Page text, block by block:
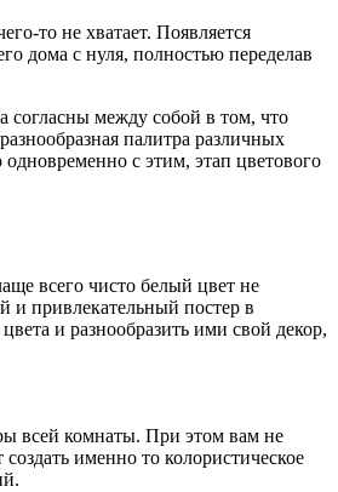
то не хватает. Появляется
дома с нуля, полностью переделав
согласны между собой в том, что
палитра различных
с этим, этап цветового
всего чисто белый цвет не
и привлекательный постер в
и разнообразить ими свой декор,
всей комнаты. При этом вам не
именно то колористическое